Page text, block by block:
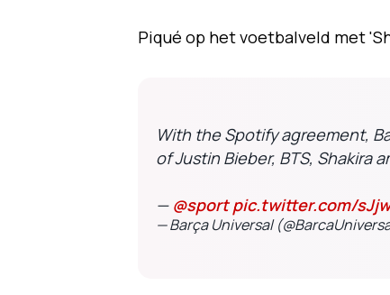
Piqué op het voetbalveld met
With the Spotify agreement,
of Justin Bieber, BTS, Shakira
— @sport pic.twitter.com/
— Barça Universal